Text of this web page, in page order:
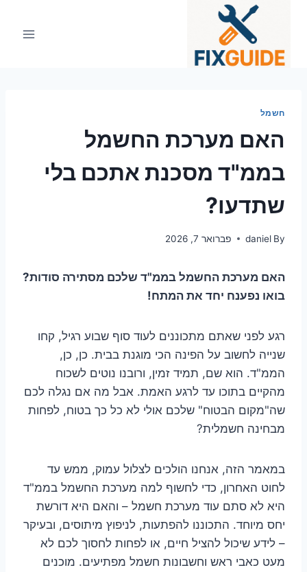
חשמל
האם מערכת החשמל
בממ"ד מסכנת אתכם בלי
שתדעו?
By
daniel פברואר 7, 2026
האם מערכת החשמל בממ"ד שלכם מסתירה סודות?
בואו נפענח יחד את המתח!
רגע לפני שאתם מתכוננים לעוד סוף שבוע רגיל, קחו
שנייה לחשוב על הפינה הכי מוגנת בבית. כן, כן,
הממ"ד. הוא שם, תמיד זמין, ורובנו נוטים לשכוח
מהקיים בתוכו עד לרגע האמת. אבל מה אם נגלה לכם
שה"מקום הבטוח" שלכם אולי לא כל כך בטוח, לפחות
מבחינה חשמלית?
במאמר הזה, אנחנו הולכים לצלול עמוק, ממש עד
לחוט האחרון, כדי לחשוף למה מערכת החשמל בממ"ד
היא לא סתם עוד מערכת חשמל – והאם היא דורשת
יחס מיוחד. התכוננו להפתעות, לניפוץ מיתוסים, ובעיקר
– לידע שיכול להציל חיים, או לפחות לחסוך לכם לא
מעט כאבי ראש וחשבונות חשמל מפתיעים. מוכנים